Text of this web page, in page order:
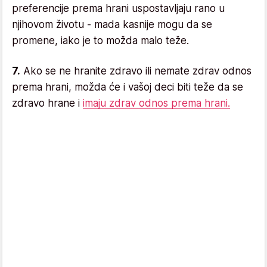
preferencije prema hrani uspostavljaju rano u
njihovom životu - mada kasnije mogu da se
promene, iako je to možda malo teže.
7. Ako se ne hranite zdravo ili nemate zdrav odnos
prema hrani, možda će i vašoj deci biti teže da se
zdravo hrane i imaju zdrav odnos prema hrani.